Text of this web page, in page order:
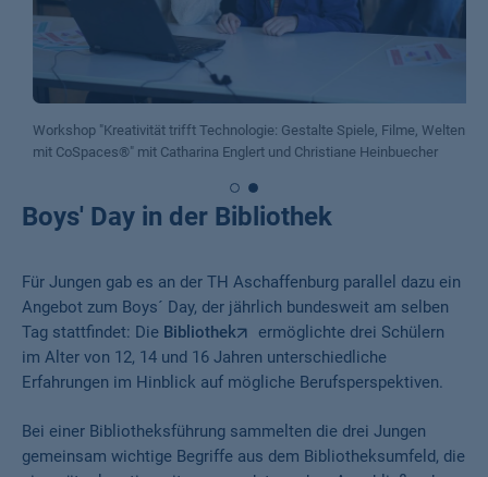
Workshop "Kreativität trifft Technologie: Gestalte Spiele, Filme, Welten
mit CoSpaces®" mit Catharina Englert und Christiane Heinbuecher
Boys' Day in der Bibliothek
Für Jungen gab es an der TH Aschaffenburg parallel dazu ein
Angebot zum Boys´ Day, der jährlich bundesweit am selben
Tag stattfindet: Die Bibliothek
ermöglichte drei Schülern
im Alter von 12, 14 und 16 Jahren unterschiedliche
Erfahrungen im Hinblick auf mögliche Berufsperspektiven.
Bei einer Bibliotheksführung sammelten die drei Jungen
gemeinsam wichtige Begriffe aus dem Bibliotheksumfeld, die